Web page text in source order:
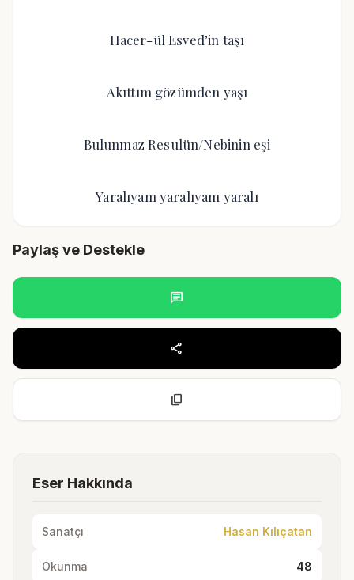
Hacer-ül Esved’in taşı
Akıttım gözümden yaşı
Bulunmaz Resulün/Nebinin eşi
Yaralıyam yaralıyam yaralı
Paylaş ve Destekle
chat
share
content_copy
Eser Hakkında
Sanatçı Hasan Kılıçatan
Okunma 48